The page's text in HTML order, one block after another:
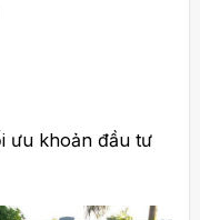
ưu khoản đầu tư